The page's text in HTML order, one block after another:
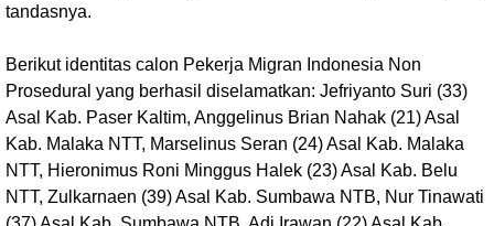
tandasnya.
Berikut identitas calon Pekerja Migran Indonesia Non
Prosedural yang berhasil diselamatkan: Jefriyanto Suri (33)
Asal Kab. Paser Kaltim, Anggelinus Brian Nahak (21) Asal
Kab. Malaka NTT, Marselinus Seran (24) Asal Kab. Malaka
NTT, Hieronimus Roni Minggus Halek (23) Asal Kab. Belu
NTT, Zulkarnaen (39) Asal Kab. Sumbawa NTB, Nur Tinawati